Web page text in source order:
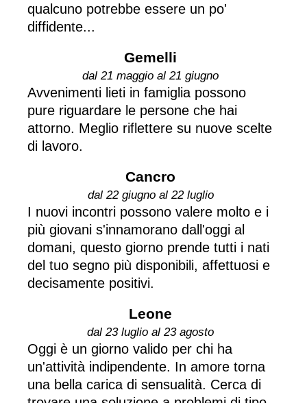
qualcuno potrebbe essere un po'
diffidente...
Gemelli
dal 21 maggio al 21 giugno
Avvenimenti lieti in famiglia possono
pure riguardare le persone che hai
attorno. Meglio riflettere su nuove scelte
di lavoro.
Cancro
dal 22 giugno al 22 luglio
I nuovi incontri possono valere molto e i
più giovani s'innamorano dall'oggi al
domani, questo giorno prende tutti i nati
del tuo segno più disponibili, affettuosi e
decisamente positivi.
Leone
dal 23 luglio al 23 agosto
Oggi è un giorno valido per chi ha
un'attività indipendente. In amore torna
una bella carica di sensualità. Cerca di